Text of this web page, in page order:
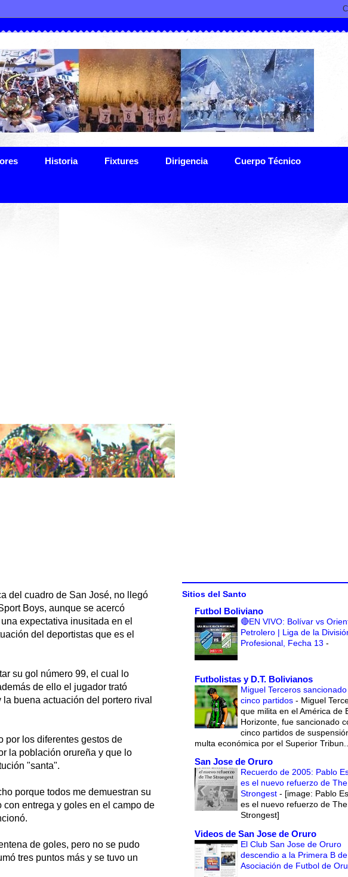
Historia Fixtures Dirigencia Cuerpo Técnico
del cuadro de San José, no llegó
Boys, aunque se acercó
expectativa inusitada en el
del deportistas que es el
su gol número 99, el cual lo
de ello el jugador trató
buena actuación del portero rival
por los diferentes gestos de
la población orureña y que lo
"santa".
porque todos me demuestran su
entrega y goles en el campo de
de goles, pero no se pudo
tres puntos más y se tuvo un
Sitios del Santo
Futbol Boliviano
🔴EN VIVO: Bolívar vs
Petrolero | Liga de la
Profesional, Fecha 13 -
Futbolistas y D.T. Bolivianos
Miguel Terceros
cinco partidos - Miguel
que milita en el América de
Horizonte, fue sancionado
cinco partidos de
multa económica por el Superior
San Jose de Oruro
Recuerdo de 2005: Pablo
es el nuevo refuerzo de The
Strongest - [image: Pablo
es el nuevo refuerzo de The
Strongest]
Videos de San Jose de Oruro
El Club San Jose de Oruro
descendio a la Primera B
Asociación de Futbol de